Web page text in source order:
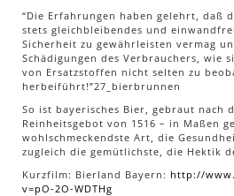
“Die Erfahrungen haben gelehrt, daß
stets gleichbleibendes und
Sicherheit zu gewährleisten vermag
Schädigungen des Verbrauchers, wie
von Ersatzstoffen nicht selten zu
herbeiführt!”27_bierbrunnen
So ist bayerisches Bier, gebraut nach
Reinheitsgebot von 1516 – in Maßen
wohlschmeckendste Art, die
zugleich die gemütlichste, die Hektik
Kurzfilm: Bierland Bayern: http://
v=pO-2O-WDTHg